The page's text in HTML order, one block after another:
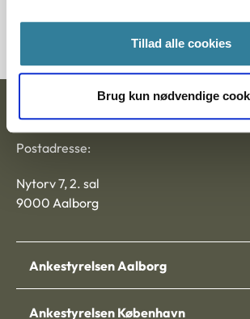
Tillad alle cookies
Brug kun nødvendige
3500769-06
Ankestyrelsen
Postadresse:
Nytorv 7, 2. sal
9000 Aalborg
Ankestyrelsen Aalborg
Ankestyrelsen København